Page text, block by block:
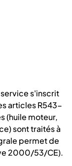
s'inscrit
articles R543-
(huile moteur,
sont traités à
permet de
2000/53/CE).